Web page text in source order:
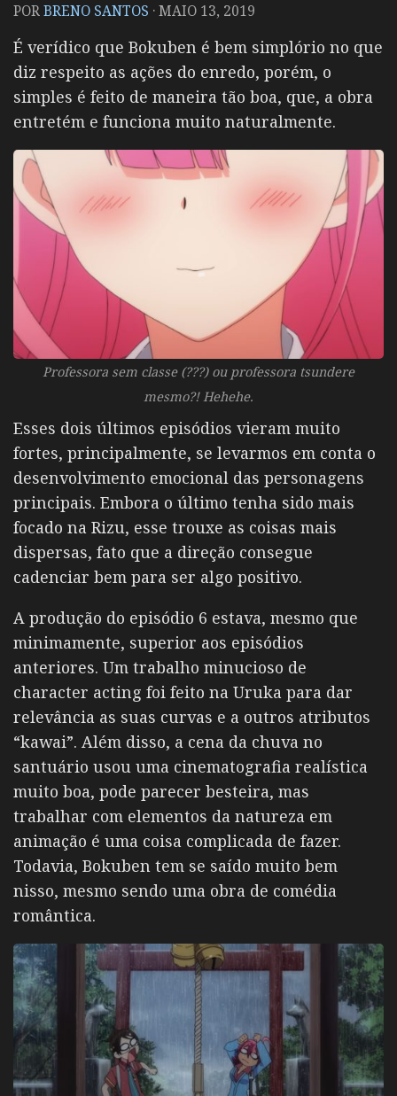
PORBRENO SANTOS ·MAIO 13, 2019
É verídico que Bokuben é bem simplório no que
diz respeito as ações do enredo, porém, o
simples é feito de maneira tão boa, que, a obra
entretém e funciona muito naturalmente.
Professora sem classe (???) ou professora tsundere
mesmo?! Hehehe.
Esses dois últimos episódios vieram muito
fortes, principalmente, se levarmos em conta o
desenvolvimento emocional das personagens
principais. Embora o último tenha sido mais
focado na Rizu, esse trouxe as coisas mais
dispersas, fato que a direção consegue
cadenciar bem para ser algo positivo.
A produção do episódio 6 estava, mesmo que
minimamente, superior aos episódios
anteriores. Um trabalho minucioso de
character acting foi feito na Uruka para dar
relevância as suas curvas e a outros atributos
“kawai”. Além disso, a cena da chuva no
santuário usou uma cinematografia realística
muito boa, pode parecer besteira, mas
trabalhar com elementos da natureza em
animação é uma coisa complicada de fazer.
Todavia, Bokuben tem se saído muito bem
nisso, mesmo sendo uma obra de comédia
romântica.